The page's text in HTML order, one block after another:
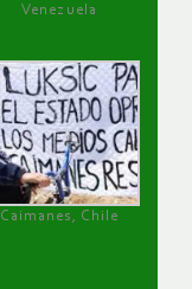
Venezuela
Caimanes, Chile